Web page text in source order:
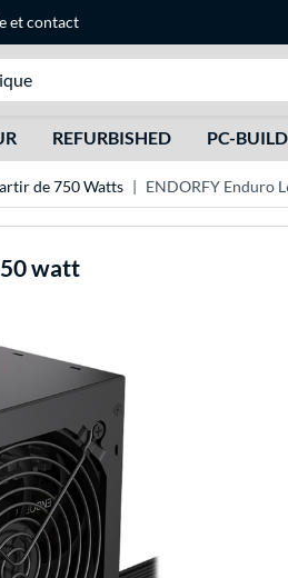
etcontact
REFURBISHED PC-
de 750 Watts ENDORFY Enduro
watt